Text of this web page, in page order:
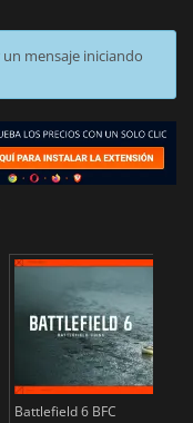
mensaje iniciando
Battlefield 6 BFC